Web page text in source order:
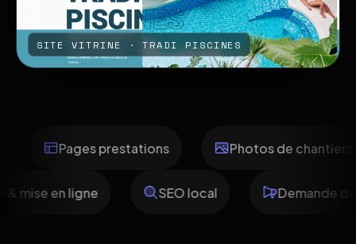
SITE VITRINE · TRADI PISCINES
Pages prestations Photos de chantiers
& mise en ligne SEO local